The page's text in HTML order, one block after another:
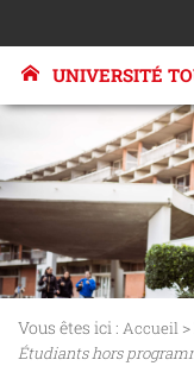
UNIVERSITÉ
Vous êtes ici : Accueil >
Étudiants hors